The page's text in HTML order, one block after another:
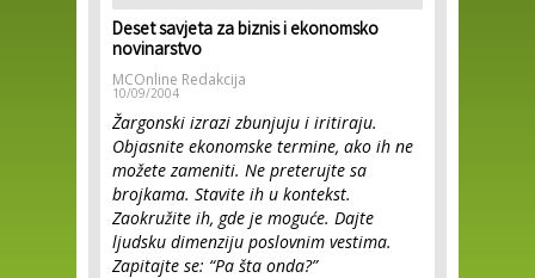
Deset savjeta za biznis i ekonomsko
novinarstvo
MCOnline Redakcija
10/09/2004
Žargonski izrazi zbunjuju i iritiraju.
Objasnite ekonomske termine, ako ih ne
možete zameniti. Ne preterujte sa
brojkama. Stavite ih u kontekst.
Zaokružite ih, gde je moguće. Dajte
ljudsku dimenziju poslovnim vestima.
Zapitajte se: “Pa šta onda?”